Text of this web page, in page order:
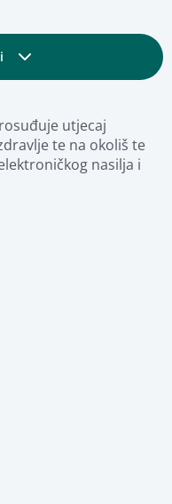
utjecaj
te na okoliš te
nasilja i